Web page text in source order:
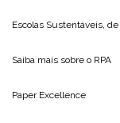
Escolas Sustentáveis, de
Saiba mais sobre o RPA
Paper Excellence